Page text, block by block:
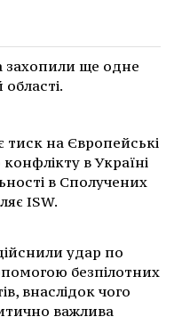
захопили ще одне
тиск на Європейські
в Україні
в Сполучених
ISW.
удар по
безпілотних
внаслідок чого
важлива